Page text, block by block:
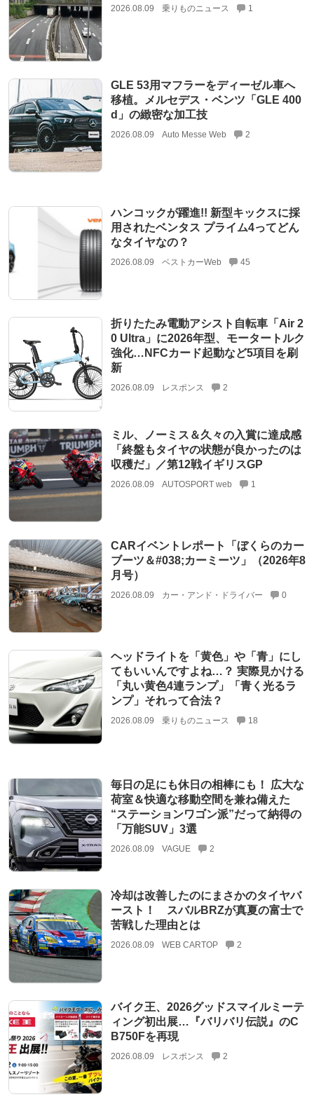
2026.08.09 乗りものニュース 1
GLE 53用マフラーをディーゼル車へ
移植。メルセデス・ベンツ「GLE 400
d」の緻密な加工技
2026.08.09 Auto Messe Web 2
ハンコックが躍進!! 新型キックスに採
用されたベンタス プライム4ってどん
なタイヤなの？
2026.08.09 ベストカーWeb 45
折りたたみ電動アシスト自転車「Air 2
0 Ultra」に2026年型、モータートルク
強化…NFCカード起動など5項目を刷
新
2026.08.09 レスポンス 2
ミル、ノーミス＆久々の入賞に達成感
「終盤もタイヤの状態が良かったのは
収穫だ」／第12戦イギリスGP
2026.08.09 AUTOSPORT web 1
CARイベントレポート「ぼくらのカー
ブーツ＆#038;カーミーツ」（2026年8
月号）
2026.08.09 カー・アンド・ドライバー 0
ヘッドライトを「黄色」や「青」にし
てもいいんですよね…？ 実際見かける
「丸い黄色4連ランプ」「青く光るラ
ンプ」それって合法？
2026.08.09 乗りものニュース 18
毎日の足にも休日の相棒にも！ 広大な
荷室＆快適な移動空間を兼ね備えた
“ステーションワゴン派”だって納得の
「万能SUV」3選
2026.08.09 VAGUE 2
冷却は改善したのにまさかのタイヤバ
ースト！ スバルBRZが真夏の富士で
苦戦した理由とは
2026.08.09 WEB CARTOP 2
バイク王、2026グッドスマイルミーテ
ィング初出展…『バリバリ伝説』のC
B750Fを再現
2026.08.09 レスポンス 2